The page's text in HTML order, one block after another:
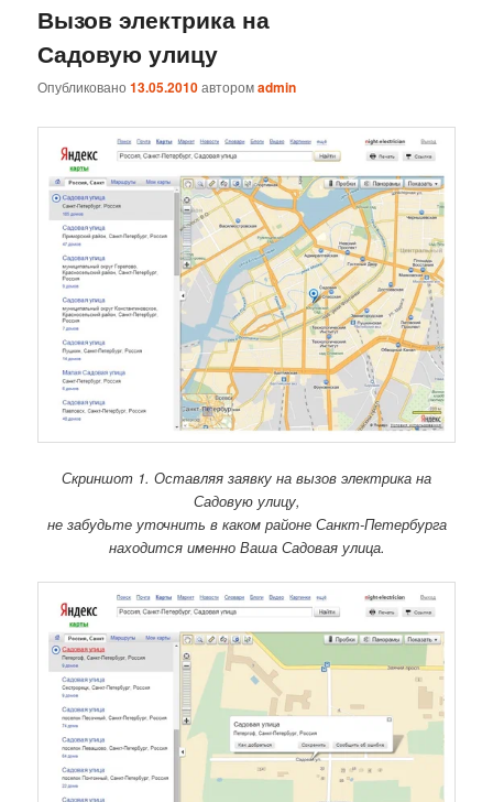
Вызов электрика на
Садовую улицу
Опубликовано13.05.2010авторомadmin
Скриншот 1. Оставляя заявку на вызов электрика на
Садовую улицу,
не забудьте уточнить в каком районе Санкт-Петербурга
находится именно Ваша Садовая улица.